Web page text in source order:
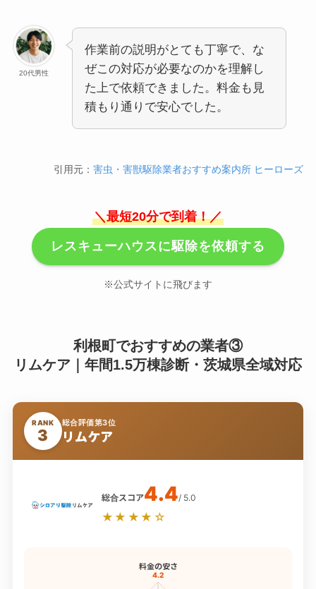
20代男性
作業前の説明がとても丁寧で、な
ぜこの対応が必要なのかを理解し
た上で依頼できました。料金も見
積もり通りで安心でした。
引用元：害虫・害獣駆除業者おすすめ案内所 ヒーローズ
＼最短20分で到着！／
レスキューハウスに駆除を依頼する
※公式サイトに飛びます
利根町でおすすめの業者③
リムケア｜年間1.5万棟診断・茨城県全域対応
RANK
3
総合評価第3位
リムケア
総合スコア4.4/ 5.0
★★★★☆
料金の安さ
4.2